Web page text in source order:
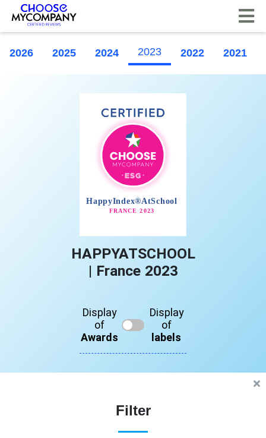
2026 2025 2024 2023 2022 2021
HAPPYATSCHOOL
| France 2023
Display
of
Awards
Display
of
labels
Filter
Cookies management panel